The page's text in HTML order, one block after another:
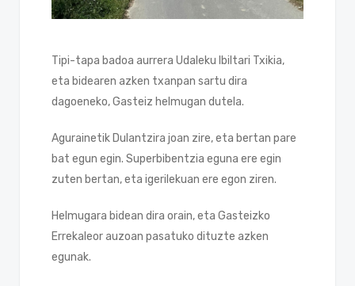
Tipi-tapa badoa aurrera Udaleku Ibiltari Txikia,
eta bidearen azken txanpan sartu dira
dagoeneko, Gasteiz helmugan dutela.
Agurainetik Dulantzira joan zire, eta bertan pare
bat egun egin. Superbibentzia eguna ere egin
zuten bertan, eta igerilekuan ere egon ziren.
Helmugara bidean dira orain, eta Gasteizko
Errekaleor auzoan pasatuko dituzte azken
egunak.